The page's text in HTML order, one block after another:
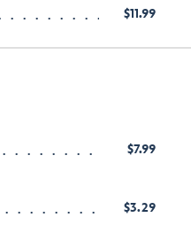
$11.99
$7.99
$3.29